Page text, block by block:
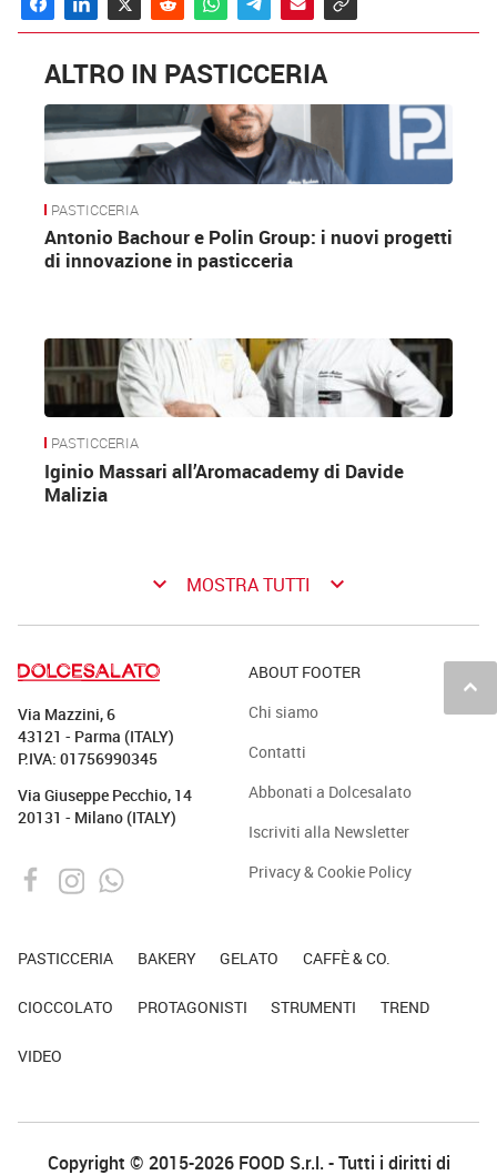
ALTRO IN PASTICCERIA
PASTICCERIA
Antonio Bachour e Polin Group: i nuovi progetti
di innovazione in pasticceria
PASTICCERIA
Iginio Massari all’Aromacademy di Davide
Malizia
keyboard_arrow_down MOSTRA TUTTI keyboard_arrow_down
keyboard_arrow_up
Via Mazzini, 6
43121 - Parma (ITALY)
P.IVA: 01756990345
Via Giuseppe Pecchio, 14
20131 - Milano (ITALY)
ABOUT FOOTER
Chi siamo
Contatti
Abbonati a Dolcesalato
Iscriviti alla Newsletter
Privacy & Cookie Policy
PASTICCERIA BAKERY GELATO CAFFÈ & CO.
CIOCCOLATO PROTAGONISTI STRUMENTI TREND
VIDEO
Copyright © 2015-2026 FOOD S.r.l. - Tutti i diritti di